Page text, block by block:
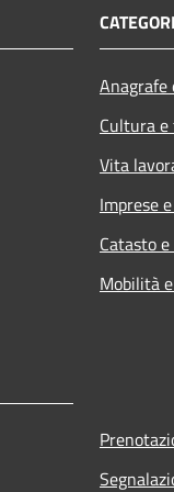
Cultura
Vita
Imprese
Catasto
Mobilità